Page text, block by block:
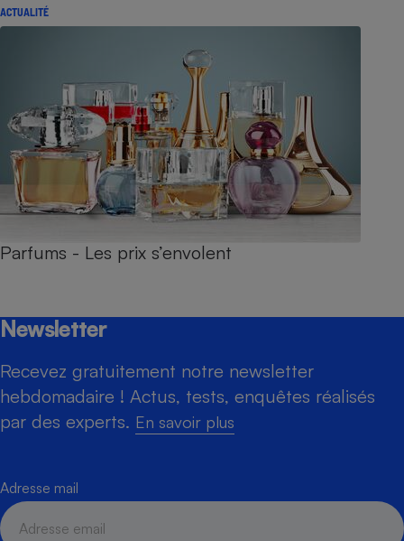
ACTUALITÉ
Parfums - Les prix s’envolent
Newsletter
Recevez gratuitement notre newsletter
hebdomadaire ! Actus, tests, enquêtes réalisés
par des experts. En savoir plus
Adresse mail